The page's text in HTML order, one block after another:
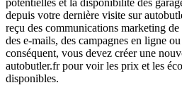
potentielles et la disponibilité des
depuis votre dernière visite sur
reçu des communications marketing
des e-mails, des campagnes en ligne
conséquent, vous devez créer une
autobutler.fr pour voir les prix et les
disponibles.